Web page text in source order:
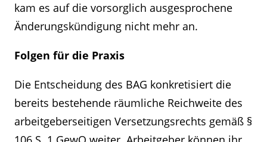
kam es auf die vorsorglich ausgesprochene
Änderungskündigung nicht mehr an.
Folgen für die Praxis
Die Entscheidung des BAG konkretisiert die
bereits bestehende räumliche Reichweite des
arbeitgeberseitigen Versetzungsrechts gemäß §